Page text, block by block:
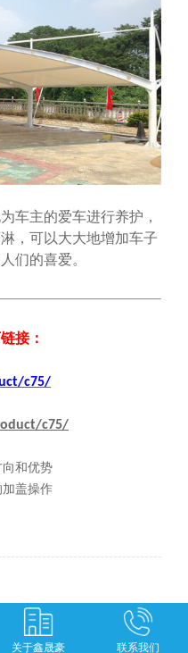
车主的爱车进行养护，
，可以大大地增加车子
们的喜爱。
接：
c75/
c75/
和优势
盖操作
关于鑫晟豪 联系我们